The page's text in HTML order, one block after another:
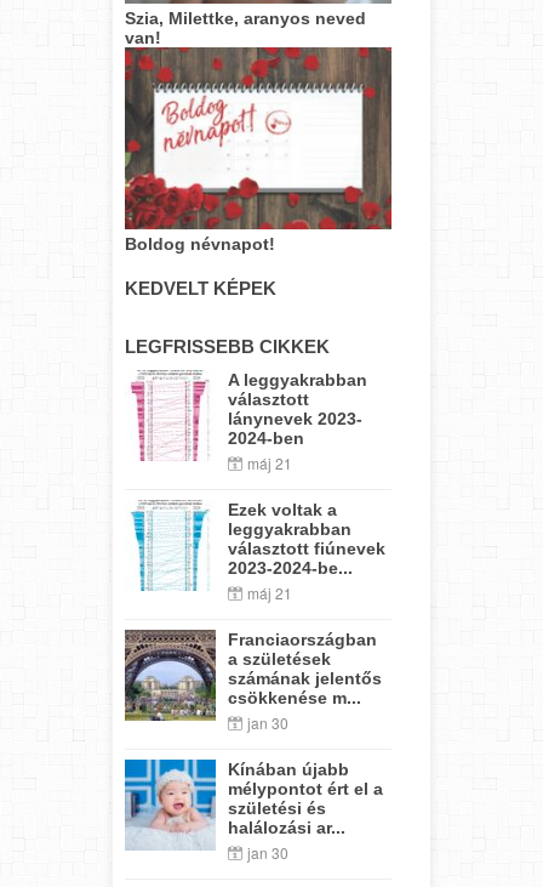
Szia, Milettke, aranyos neved
van!
Boldog névnapot!
KEDVELT KÉPEK
LEGFRISSEBB CIKKEK
A leggyakrabban
választott
lánynevek 2023-
2024-ben
máj 21
Ezek voltak a
leggyakrabban
választott fiúnevek
2023-2024-be...
máj 21
Franciaországban
a születések
számának jelentős
csökkenése m...
jan 30
Kínában újabb
mélypontot ért el a
születési és
halálozási ar...
jan 30